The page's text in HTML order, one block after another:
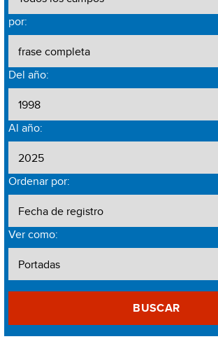
por:
Del año:
Al año:
Ordenar por:
Ver como:
BUSCAR